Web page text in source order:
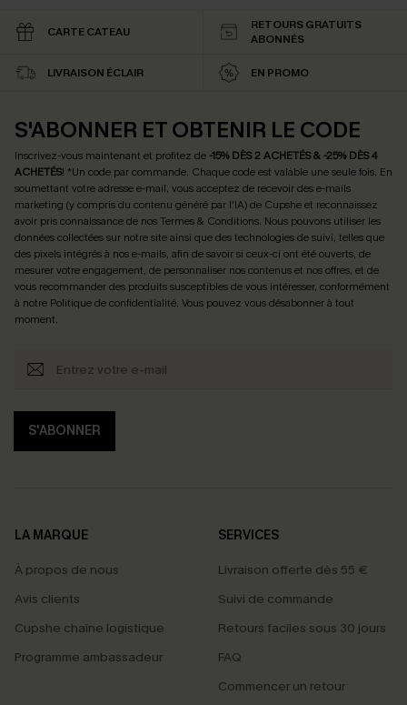
CARTE CATEAU
RETOURS GRATUITS
ABONNÉS
LIVRAISON ÉCLAIR EN PROMO
S'ABONNER ET OBTENIR LE CODE
Inscrivez-vous maintenant et profitez de -15% DÈS 2 ACHETÉS & -25% DÈS 4
ACHETÉS! *Un code par commande. Chaque code est valable une seule fois. En
soumettant votre adresse e-mail, vous acceptez de recevoir des e-mails
marketing (y compris du contenu généré par l'IA) de Cupshe et reconnaissez
avoir pris connaissance de nosTermes & Conditions. Nous pouvons utiliser les
données collectées sur notre site ainsi que des technologies de suivi, telles que
des pixels intégrés à nos e-mails, afin de savoir si ceux-ci ont été ouverts, de
mesurer votre engagement, de personnaliser nos contenus et nos offres, et de
vous recommander des produits susceptibles de vous intéresser, conformément
à notre Politique de confidentialité. Vous pouvez vous désabonner à tout
moment.
S'ABONNER
LA MARQUE
À propos de nous
Avis clients
Cupshe chaîne logistique
Programme ambassadeur
SERVICES
Livraison offerte dès 55 €
Suivi de commande
Retours faciles sous 30 jours
FAQ
Commencer un retour